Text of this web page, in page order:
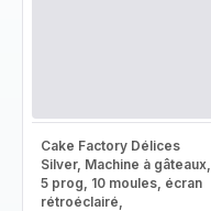
Cake Factory Délices
Silver, Machine à gâteaux,
5 prog, 10 moules, écran
rétroéclairé,